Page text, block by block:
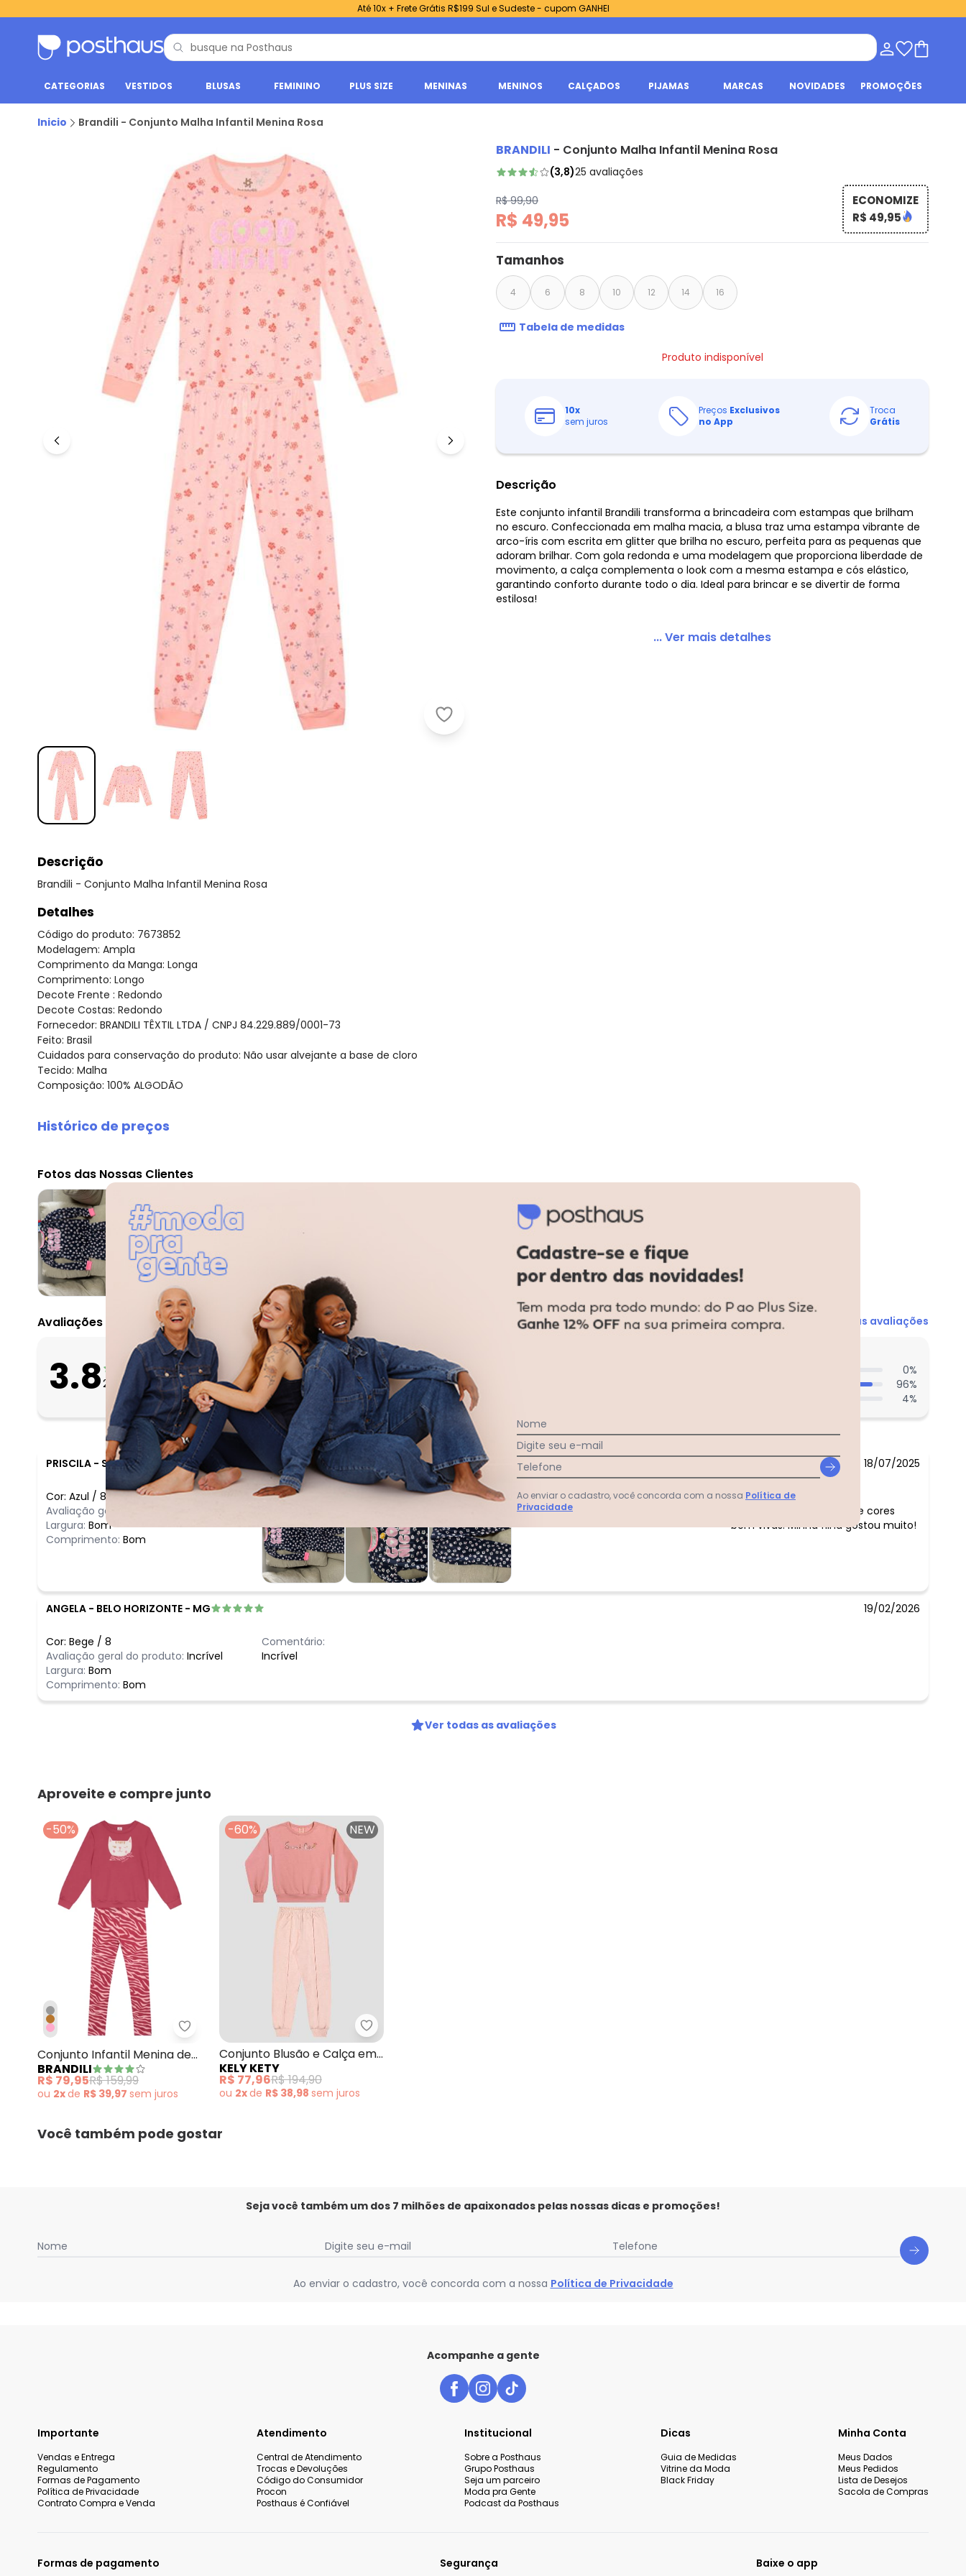
Até 10x + Frete Grátis R$199 Sul e Sudeste - cupom GANHEI
CATEGORIAS VESTIDOS BLUSAS FEMININO PLUS SIZE MENINAS MENINOS CALÇADOS PIJAMAS MARCAS NOVIDADES PROMOÇÕES
Inicio Brandili - Conjunto Malha Infantil Menina Rosa
Brandili - Conjunto Malha Infantil Menina Rosa
BRANDILI - Conjunto Malha Infantil Menina Rosa
(3,8)25 avaliações
R$ 99,90
R$ 49,95
ECONOMIZE
R$ 49,95
Tamanhos
4 6 8 10 12 14 16
Tabela de medidas
Produto indisponível
10x
sem juros
Preços Exclusivos
no App
Troca
Grátis
Descrição
Este conjunto infantil Brandili transforma a brincadeira com estampas que brilham
no escuro. Confeccionada em malha macia, a blusa traz uma estampa vibrante de
arco-íris com escrita em glitter que brilha no escuro, perfeita para as pequenas que
adoram brilhar. Com gola redonda e uma modelagem que proporciona liberdade de
movimento, a calça complementa o look com a mesma estampa e cós elástico,
garantindo conforto durante todo o dia. Ideal para brincar e se divertir de forma
estilosa!
... Ver mais detalhes
Descrição
Brandili - Conjunto Malha Infantil Menina Rosa
Detalhes
Código do produto: 7673852
Modelagem: Ampla
Comprimento da Manga: Longa
Comprimento: Longo
Decote Frente : Redondo
Decote Costas: Redondo
Fornecedor: BRANDILI TÊXTIL LTDA / CNPJ 84.229.889/0001-73
Feito: Brasil
Cuidados para conservação do produto: Não usar alvejante a base de cloro
Tecido: Malha
Composição: 100% ALGODÃO
Histórico de preços
agosto/2026
julho/2026
junho/2026
maio/2026
abril/2026
março/2026
fevereiro/2026
Fotos das Nossas Clientes
Avaliações Ver todas as avaliações
3.825 avaliações
O que as clientes acharam da largura?
Apertado
Bom
Folgado
0%
96%
4%
PRISCILA - SOROCABA - SP 18/07/2025
Cor: Azul / 8
Avaliação geral do produto:
Largura: Bom
Comprimento: Bom
Comentário:
Malha boa e confortável e cores
bem vivas. Minha filha gostou muito!
ANGELA - BELO HORIZONTE - MG 19/02/2026
Cor: Bege / 8
Avaliação geral do produto: Incrível
Largura: Bom
Comprimento: Bom
Comentário:
Incrível
Ver todas as avaliações
Aproveite e compre junto
-50%
Brandili - Conjunto Infantil Menina de Gatinho Rosa
Conjunto Infantil Menina de
Gatinho Rosa
BRANDILI
R$ 79,95R$ 159,99
ou 2xde R$ 39,97 sem juros
-60% NEW
Kely Kety - Conjunto Blusão e Calça em Moletom Rosa
Conjunto Blusão e Calça em
Moletom Rosa
KELY KETY
R$ 77,96R$ 194,90
ou 2xde R$ 38,98 sem juros
Você também pode gostar
Seja você também um dos 7 milhões de apaixonados pelas nossas dicas e promoções!
Nome Digite seu e-mail Telefone
Ao enviar o cadastro, você concorda com a nossa Política de Privacidade
Acompanhe a gente
Importante
Vendas e Entrega
Regulamento
Formas de Pagamento
Política de Privacidade
Contrato Compra e Venda
Atendimento
Central de Atendimento
Trocas e Devoluções
Código do Consumidor
Procon
Posthaus é Confiável
Institucional
Sobre a Posthaus
Grupo Posthaus
Seja um parceiro
Moda pra Gente
Podcast da Posthaus
Dicas
Guia de Medidas
Vitrine da Moda
Black Friday
Minha Conta
Meus Dados
Meus Pedidos
Lista de Desejos
Sacola de Compras
Formas de pagamento Segurança Baixe o app
Nome
Digite seu e-mail
Telefone
Ao enviar o cadastro, você concorda com a nossa Política de
Privacidade